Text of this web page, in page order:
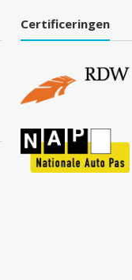
Certificeringen